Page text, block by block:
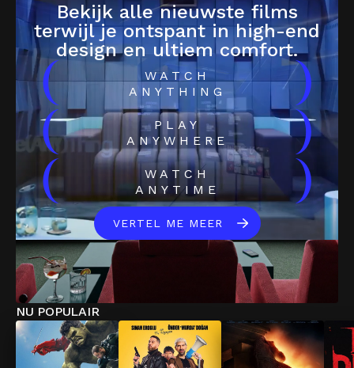
Bekijk alle nieuwste films
terwijl je ontspant in high-end
design en ultiem comfort.
(
WATCH
ANYTHING
)
(
PLAY
ANYWHERE
)
(
WATCH
ANYTIME
)
VERTEL ME MEER
NU POPULAIR